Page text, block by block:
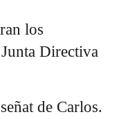
los
Directiva
de Carlos.